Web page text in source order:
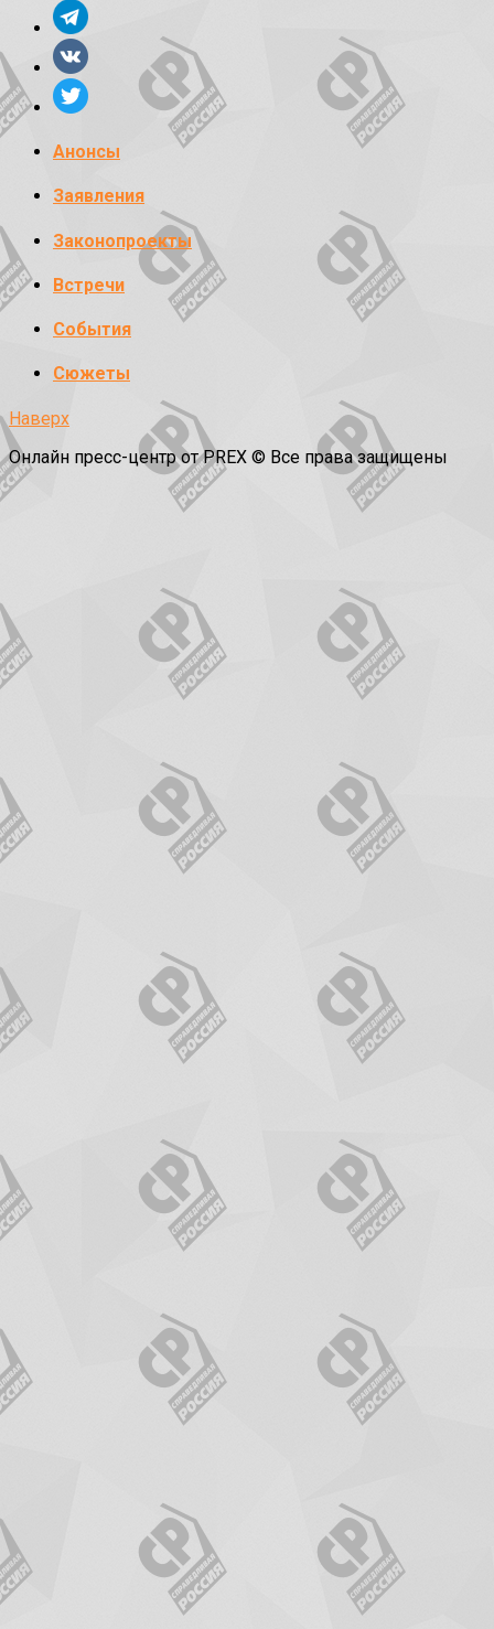
Анонсы
Заявления
Законопроекты
Встречи
События
Сюжеты
Наверх
Онлайн пресс-центр от PREX © Все права защищены